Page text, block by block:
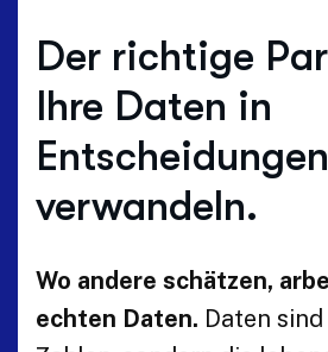
Der richtige
Ihre Daten in
verwandeln.
Wo andere schätzen,
echten Daten. Daten